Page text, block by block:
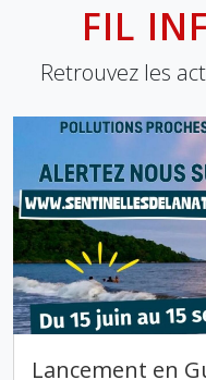
FIL
Retrouvez les
Lancement en